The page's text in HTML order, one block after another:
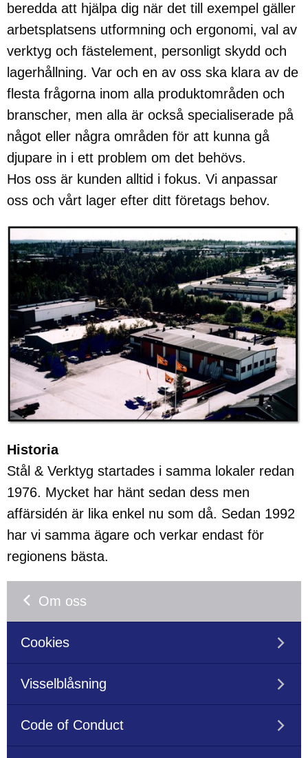
beredda att hjälpa dig när det till exempel gäller
arbetsplatsens utformning och ergonomi, val av
verktyg och fästelement, personligt skydd och
lagerhållning. Var och en av oss ska klara av de
flesta frågorna inom alla produktområden och
branscher, men alla är också specialiserade på
något eller några områden för att kunna gå
djupare in i ett problem om det behövs.
Hos oss är kunden alltid i fokus. Vi anpassar
oss och vårt lager efter ditt företags behov.
Historia
Stål & Verktyg startades i samma lokaler redan
1976. Mycket har hänt sedan dess men
affärsidén är lika enkel nu som då. Sedan 1992
har vi samma ägare och verkar endast för
regionens bästa.
Om oss
Cookies
Visselblåsning
Code of Conduct